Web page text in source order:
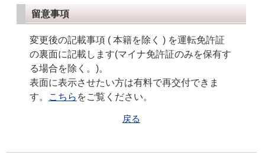
留意事項
変更後の記載事項 ( 本籍を除く ) を運転免許証
の裏面に記載します(マイナ免許証のみを保有す
る場合を除く。)。
表面に表示させたい方は有料で再交付できま
す。
こちら をご覧ください。
戻る